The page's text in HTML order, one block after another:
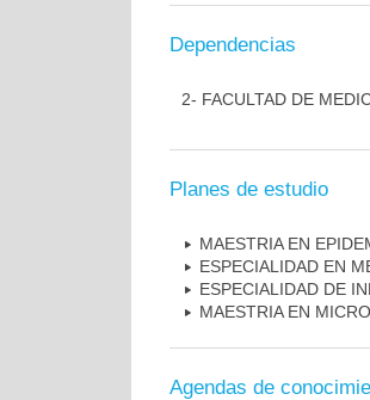
Dependencias
2- FACULTAD DE
Planes de estudio
MAESTRIA EN
ESPECIALIDAD EN
ESPECIALIDAD DE
MAESTRIA EN
Agendas de